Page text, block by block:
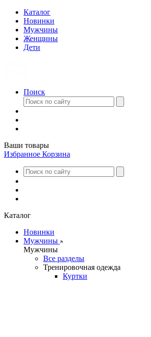
Каталог
Новинки
Мужчины
Женщины
Дети
Поиск
Ваши товары
Избранное Корзина
Каталог
Новинки
Мужчины
Мужчины
Все разделы
Тренировочная одежда
Куртки